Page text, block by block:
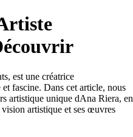
est une créatrice
fascine. Dans cet article, nous
artistique unique dAna Riera, en
artistique et ses œuvres